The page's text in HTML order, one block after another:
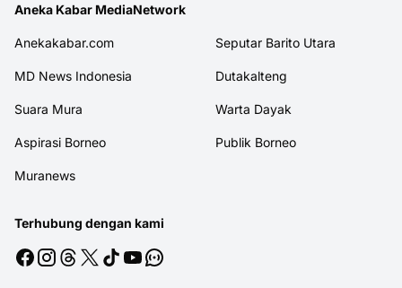
Aneka Kabar MediaNetwork
Anekakabar.com Seputar Barito Utara
MD News Indonesia Dutakalteng
Suara Mura Warta Dayak
Aspirasi Borneo Publik Borneo
Muranews
Terhubung dengan kami